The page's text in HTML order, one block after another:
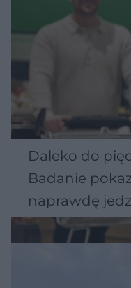
Daleko do
Badanie
naprawdę